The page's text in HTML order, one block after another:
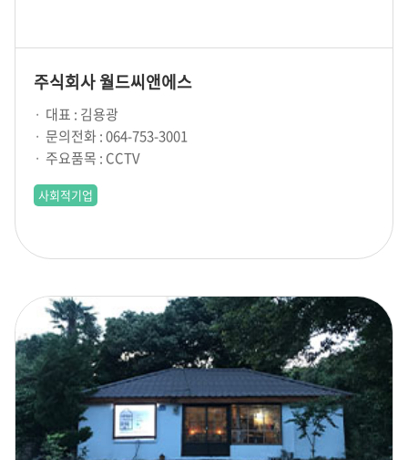
주식회사 월드씨앤에스
대표 : 김용광
문의전화 : 064-753-3001
주요품목 : CCTV
사회적기업